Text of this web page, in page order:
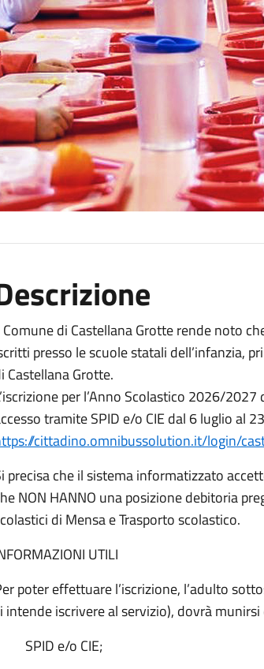
Comune di Castellana Grotte rende noto
presso le scuole statali dell’infanzia,
Castellana Grotte.
per l’Anno Scolastico 2026/
tramite SPID e/o CIE dal 6 luglio al
cittadino.omnibussolution.it/login/
precisa che il sistema informatizzato
NON HANNO una posizione debitoria
di Mensa e Trasporto scolastico.
UTILI
poter effettuare l’iscrizione, l’adulto
intende iscrivere al servizio), dovrà
SPID e/o CIE;